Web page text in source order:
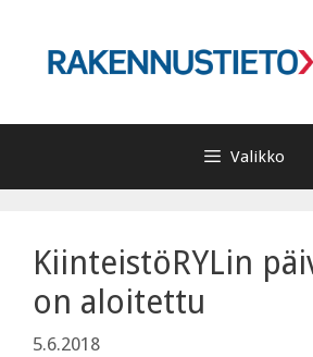
Valikko
KiinteistöRYLin
on aloitettu
5.6.2018